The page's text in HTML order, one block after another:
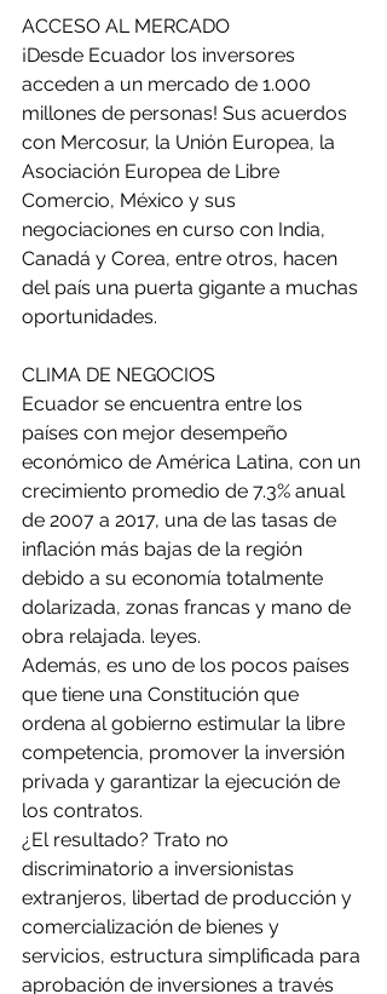
ACCESO AL MERCADO
¡Desde Ecuador los inversores
acceden a un mercado de 1.000
millones de personas! Sus acuerdos
con Mercosur, la Unión Europea, la
Asociación Europea de Libre
Comercio, México y sus
negociaciones en curso con India,
Canadá y Corea, entre otros, hacen
del país una puerta gigante a muchas
oportunidades.
CLIMA DE NEGOCIOS
Ecuador se encuentra entre los
países con mejor desempeño
económico de América Latina, con un
crecimiento promedio de 7.3% anual
de 2007 a 2017, una de las tasas de
inflación más bajas de la región
debido a su economía totalmente
dolarizada, zonas francas y mano de
obra relajada. leyes.
Además, es uno de los pocos países
que tiene una Constitución que
ordena al gobierno estimular la libre
competencia, promover la inversión
privada y garantizar la ejecución de
los contratos.
¿El resultado? Trato no
discriminatorio a inversionistas
extranjeros, libertad de producción y
comercialización de bienes y
servicios, estructura simplificada para
aprobación de inversiones a través